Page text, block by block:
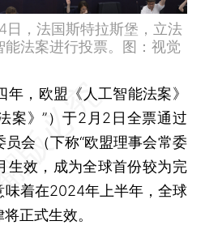
，法国斯特拉斯堡，立法
法案进行投票。图：视觉
年，欧盟《人工智能法案》
案》”）于2月2日全票通过
会（下称“欧盟理事会常委
生效，成为全球首份较为完
味着在2024年上半年，全球
正式生效。